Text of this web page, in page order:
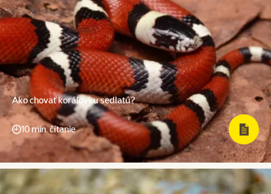
Ako chovať korálovku sedlatú?
10 min. čítanie